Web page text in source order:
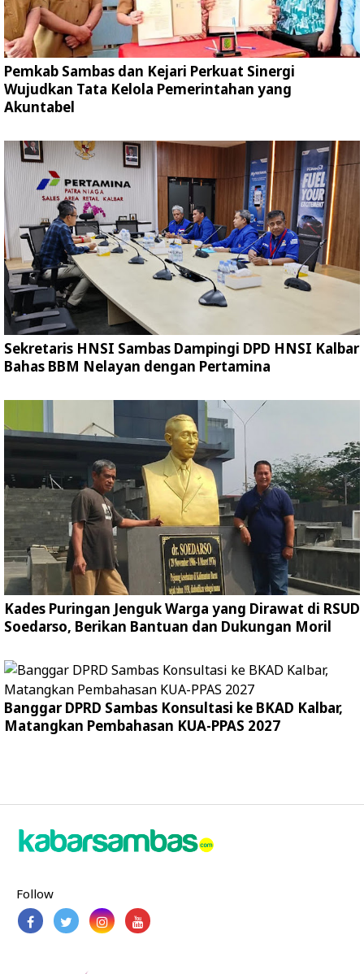
Pemkab Sambas dan Kejari Perkuat Sinergi
Wujudkan Tata Kelola Pemerintahan yang
Akuntabel
Sekretaris HNSI Sambas Dampingi DPD HNSI Kalbar
Bahas BBM Nelayan dengan Pertamina
Kades Puringan Jenguk Warga yang Dirawat di RSUD
Soedarso, Berikan Bantuan dan Dukungan Moril
Banggar DPRD Sambas Konsultasi ke BKAD Kalbar,
Matangkan Pembahasan KUA-PPAS 2027
Follow